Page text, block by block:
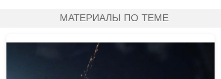
МАТЕРИАЛЫ ПО ТЕМЕ